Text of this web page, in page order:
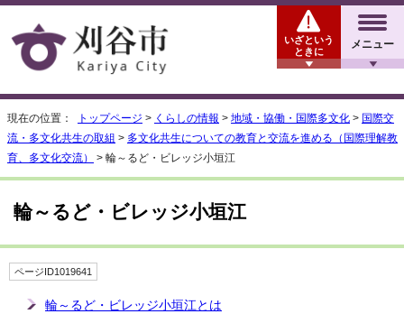
メニュー
いざという
ときに
現在の位置： トップページ > くらしの情報 > 地域・協働・国際多文化 > 国際交
流・多文化共生の取組 > 多文化共生についての教育と交流を進める（国際理解教
育、多文化交流）
> 輪～るど・ビレッジ小垣江
輪～るど・ビレッジ小垣江
ページID1019641
輪～るど・ビレッジ小垣江とは